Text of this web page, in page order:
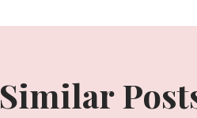
Similar